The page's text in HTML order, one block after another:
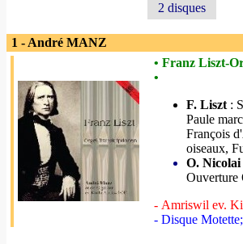
2 disques
1 - André MANZ
• Franz Liszt-
•
F. Liszt :
Paule
François
oiseaux,
O. Nicolai
Ouverture
- Amriswil ev.
- Disque